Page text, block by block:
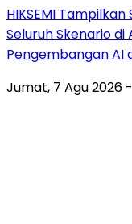
HIKSEMI
Seluruh Skenario di
Pengembangan AI
Jumat, 7 Agu 2026